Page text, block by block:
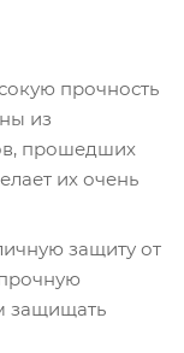
прочность
из
прошедших
их очень
защиту от
защищать